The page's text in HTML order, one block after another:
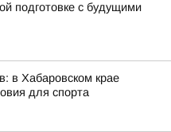
подготовке с будущими
в Хабаровском крае
для спорта